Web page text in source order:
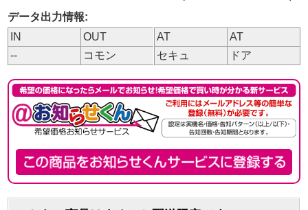
データ出力情報:
IN
OUT AT
AT
--
コモン セキュ ドア